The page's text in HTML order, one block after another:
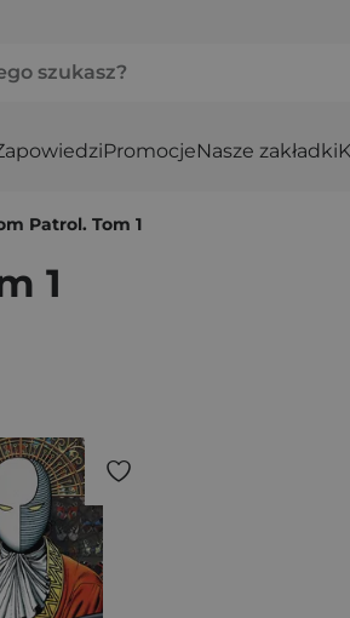
PromocjeNasze zakładki
Patrol. Tom 1
1